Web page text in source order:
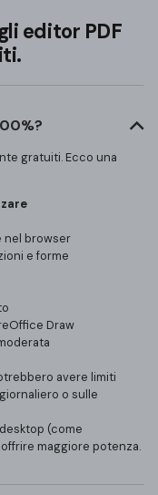
editor PDF
gratuiti. Ecco una
nel browser
e forme
Draw
avere limiti
o sulle
(come
maggiore potenza.